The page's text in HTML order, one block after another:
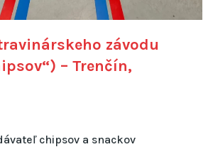
závodu
– Trenčín,
chipsov a snackov